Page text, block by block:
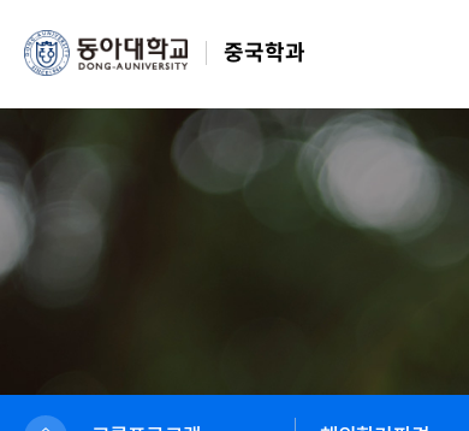
중국학과